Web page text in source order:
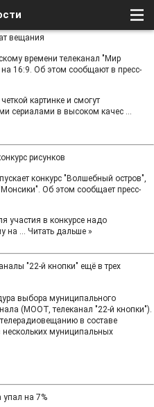
вещания
времени телеканал "Мир
16:9. Об этом сообщают в пресс-
картинке и смогут
сериалами в высоком качес ...
рисунков
конкурс "Волшебный остров",
Об этом сообщает пресс-
участия в конкурсе надо
на ... Читать дальше »
"22-й кнопки" ещё в трех
выбора муниципального
(МООТ, телеканал "22-й кнопки").
в составе
нескольких муниципальных
упал на 7%